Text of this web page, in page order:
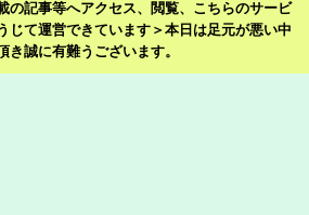
の記事等へアクセス、閲覧、こちらのサービ
じて運営できています＞本日は足元が悪い中
き誠に有難うございます。